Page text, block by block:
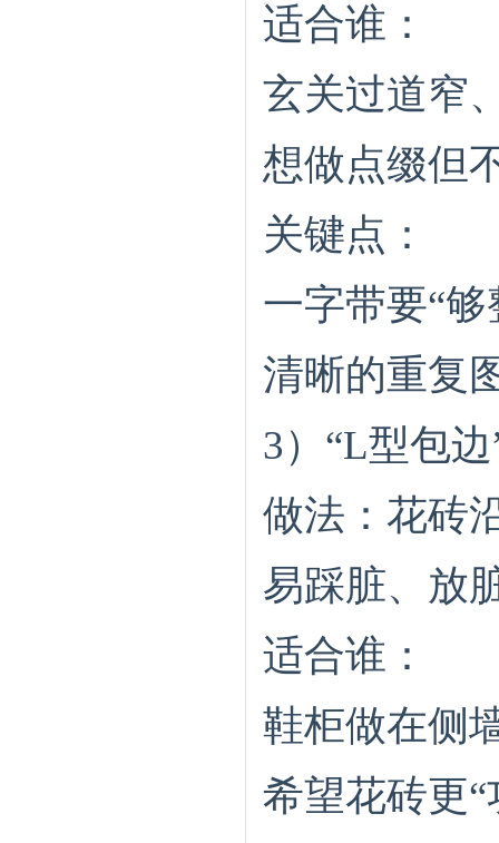
适合谁：
玄关过道窄
想做点缀但
关键点：
一字带要“
清晰的重复
3）“L型包
做法：花砖
易踩脏、放
适合谁：
鞋柜做在侧
希望花砖更